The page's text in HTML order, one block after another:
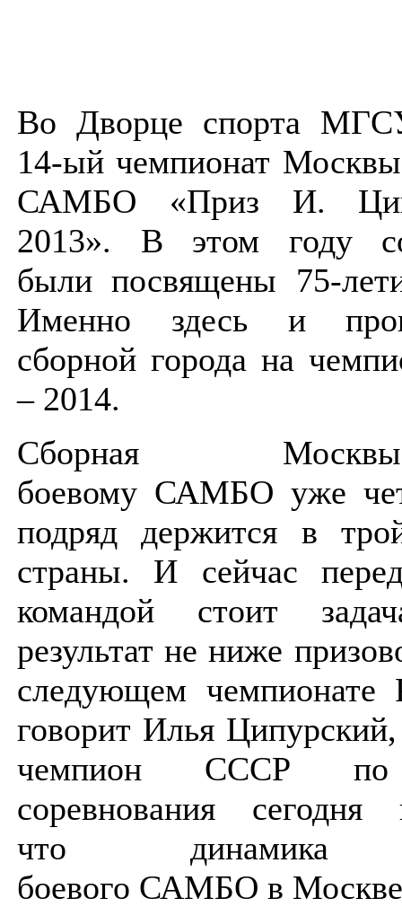
Во Дворце спорта
14-ый чемпионат
САМБО «Приз И.
2013». В этом году
были посвящены 75-
Именно здесь и
сборной города на
– 2014.
Сборная
боевому САМБО уже
подряд держится в
страны. И сейчас
командой стоит
результат не ниже
следующем чемпионате
говорит Илья
чемпион СССР
соревнования сегодня
что динамика
боевого САМБО в